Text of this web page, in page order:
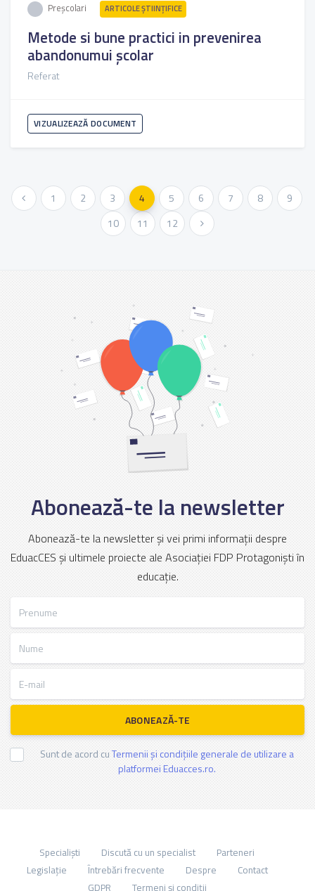
Preșcolari ARTICOLE ŞTIINȚIFICE
Metode si bune practici in prevenirea
abandonumui școlar
Referat
VIZUALIZEAZĂ DOCUMENT
« Anterioara1 2 3 4 5 6 7 8
9
10
11 12Urmatoarea »
Abonează-te la newsletter
Abonează-te la newsletter și vei primi informații despre
EduacCES și ultimele proiecte ale Asociației FDP Protagoniști în
educație.
ABONEAZĂ-TE
Sunt de acord cuTermenii și condițiile generale de utilizare a
platformei Eduacces.ro.
Specialiști Discută cu un specialist
Parteneri
Legislație
Întrebări frecvente Despre
Contact
GDPR
Termeni și condiții